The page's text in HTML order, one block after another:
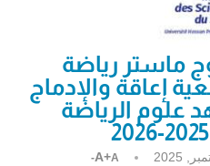
ماستر رياضة
إعاقة والإدماج
علوم الرياضة
A+A-